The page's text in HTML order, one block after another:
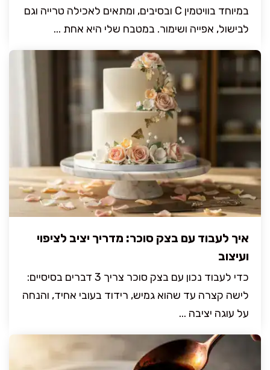
במיוחד בוויטמין C ובסיבים, ומתאים לאכילה טרייה וגם
לבישול, אפייה ושימור. במטבח שלי היא אחת ...
איך לעבוד עם בצק סוכר: מדריך יציב לציפוי
ועיצוב
כדי לעבוד נכון עם בצק סוכר צריך 3 דברים בסיסיים:
לישה קצרה עד שהוא גמיש, רידוד בעובי אחיד, והנחה
על עוגה יציבה ...